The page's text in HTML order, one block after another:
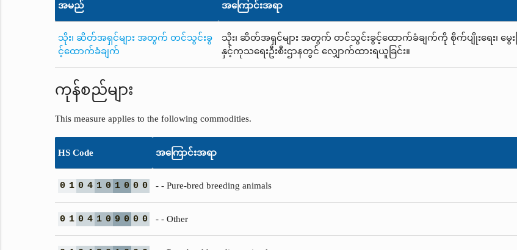
အမည် အကြောင်းအရာ
သိုး၊ ဆိတ်အရှင်များ အတွက် တင်သွင်းခွ
င့်ထောက်ခံချက်
သိုး၊ ဆိတ်အရှင်များ အတွက် တင်သွင်းခွင့်ထောက်ခံချက်ကို စိုက်ပျိုးရေး၊ မွေးမ
နှင့်ကုသရေးဦးစီးဌာနတွင် လျှောက်ထားရယူခြင်း။
ကုန်စည်များ
This measure applies to the following commodities.
HS Code အကြောင်းအရာ
0 1 0 4 1 0 1 0 0 0 - - Pure-bred breeding animals
0 1 0 4 1 0 9 0 0 0 - - Other